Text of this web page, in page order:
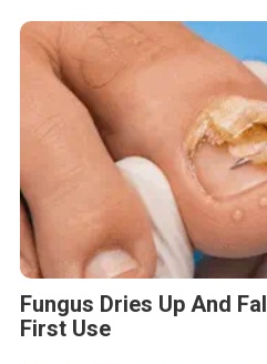
Fungus Dries Up And
First Use